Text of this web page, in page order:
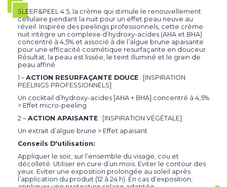
SLEEP&PEEL 4.5, la crème qui stimule le renouvellement
cellulaire pendant la nuit pour un effet peau neuve au
réveil. Inspirée des peelings professionnels, cette crème
nuit intègre un complexe d’hydroxy-acides (AHA et BHA)
concentré à 4,5% et associé à de l’algue brune apaisante
pour une efficacité cosmétique resurfaçante en douceur.
Résultat, la peau est lissée, le teint illuminé et le grain de
peau affiné.
1 –ACTION RESURFAÇANTE DOUCE : [INSPIRATION
PEELINGS PROFESSIONNELS]
Un cocktail d’hydroxy-acides [AHA + BHA] concentré à 4,5%
> Effet micro-peeling
2 –ACTION APAISANTE : [INSPIRATION VÉGÉTALE]
Un extrait d’algue brune > Effet apaisant
Conseils D'utilisation:
Appliquer le soir, sur l’ensemble du visage, cou et
décolleté. Utiliser en cure d’un mois. Eviter le contour des
yeux. Eviter une exposition prolongée au soleil après
l’application du produit (12 à 24 h). En cas d’exposition,